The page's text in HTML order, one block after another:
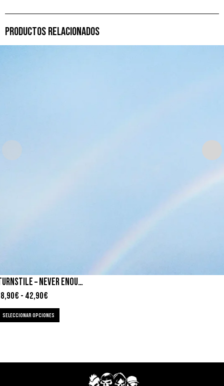
PRODUCTOS RELACIONADOS
TURNSTILE – NEVER ENOUGH
€ - 42,90€
SELECCIONAR OPCIONES